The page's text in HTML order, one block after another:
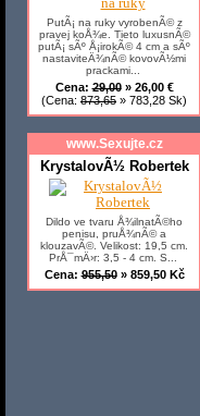
PutÃ¡ na ruky vyrobenÃ© z
pravej koÅ¾e. Tieto luxusnÃ©
putÃ¡ sÃº Å¡irokÃ© 4 cm a sÃº
nastaviteÄ¾nÃ© kovovÃ½mi
prackami...
Cena:29,00» 26,00 €
(Cena: 873,65 » 783,28 Sk)
www.Sexujte.cz
KrystalovÃ½ Robertek
Dildo ve tvaru Å¾ilnatÃ©ho
penisu, pruÅ¾nÃ© a
klouzavÃ©. Velikost: 19,5 cm.
PrÅ¯mÄ›r: 3,5 - 4 cm. S...
Cena:955,50» 859,50 Kč